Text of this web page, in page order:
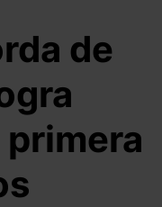
de